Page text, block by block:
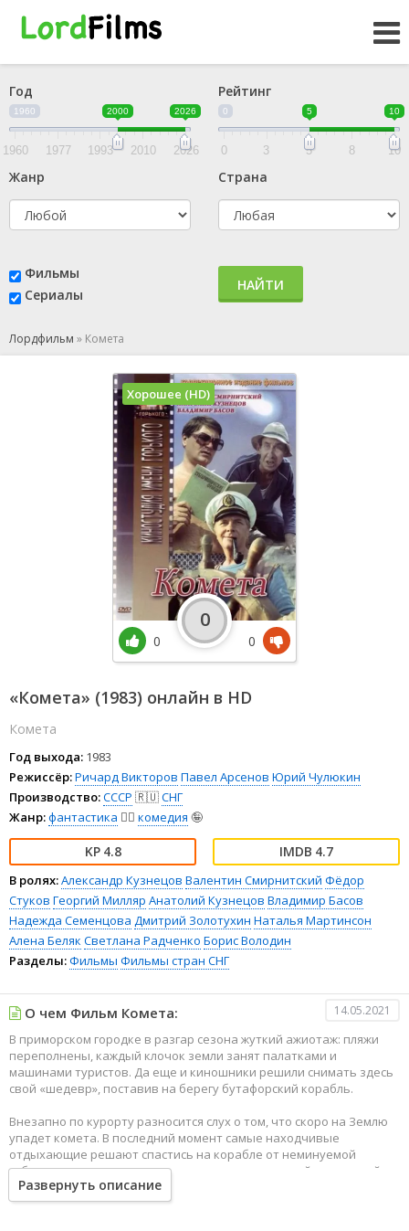
Год
1960 2000 2026
1960 1977 1993 2010 2026
Рейтинг
0 5 10
0 3 5 8 10
Жанр Страна
Фильмы
Сериалы
НАЙТИ
Лордфильм » Комета
«Комета» (1983) онлайн в HD
Комета
Год выхода: 1983
Режиссёр:Ричард Викторов Павел Арсенов Юрий Чулюкин
Производство:СССР 🇷🇺СНГ
Жанр:фантастика 🧙‍♀️ комедия 🤪
4.8 4.7
В ролях:Александр Кузнецов Валентин Смирнитский Фёдор
Стуков Георгий Милляр Анатолий Кузнецов Владимир Басов
Надежда Семенцова Дмитрий Золотухин Наталья Мартинсон
Алена Беляк Светлана Радченко Борис Володин
Разделы:Фильмы Фильмы стран СНГ
Хорошее (HD)
0
0
0
О чем Фильм Комета: 14.05.2021
В приморском городке в разгар сезона жуткий ажиотаж: пляжи
переполнены, каждый клочок земли занят палатками и
машинами туристов. Да еще и киношники решили снимать здесь
свой «шедевр», поставив на берегу бутафорский корабль.
Внезапно по курорту разносится слух о том, что скоро на Землю
упадет комета. В последний момент самые находчивые
отдыхающие решают спастись на корабле от неминуемой
гибели, внеся неожиданные изменения в сценарий съемочной
группы...
Развернуть описание